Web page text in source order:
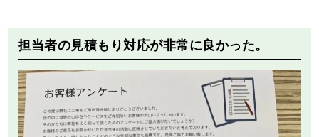
担当者の見積もり対応が非常に良かった。